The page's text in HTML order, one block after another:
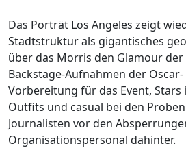
Das Porträt Los Angeles zeigt
Stadtstruktur als gigantisches
über das Morris den Glamour
Backstage-Aufnahmen der
Vorbereitung für das Event,
Outfits und casual bei den
Journalisten vor den
Organisationspersonal dahinter.